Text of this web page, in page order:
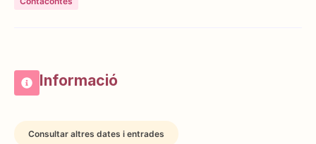
Informació
Consultar altres dates i entrades